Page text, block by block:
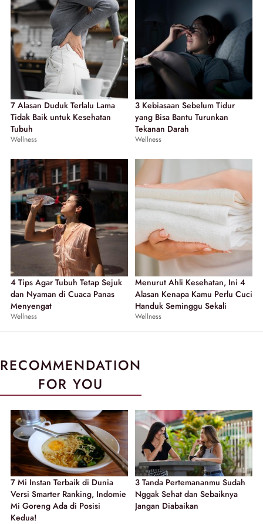
7 Alasan Duduk Terlalu Lama
Tidak Baik untuk Kesehatan
Tubuh
Wellness
3 Kebiasaan Sebelum Tidur
yang Bisa Bantu Turunkan
Tekanan Darah
Wellness
4 Tips Agar Tubuh Tetap Sejuk
dan Nyaman di Cuaca Panas
Menyengat
Wellness
Menurut Ahli Kesehatan, Ini 4
Alasan Kenapa Kamu Perlu Cuci
Handuk Seminggu Sekali
Wellness
RECOMMENDATION
FOR YOU
7 Mi Instan Terbaik di Dunia
Versi Smarter Ranking, Indomie
Mi Goreng Ada di Posisi
Kedua!
3 Tanda Pertemananmu Sudah
Nggak Sehat dan Sebaiknya
Jangan Diabaikan